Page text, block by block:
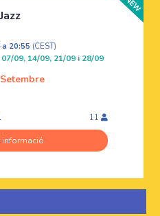
20:55 (CEST)
09, 14/09, 21/09 i 28/09
11